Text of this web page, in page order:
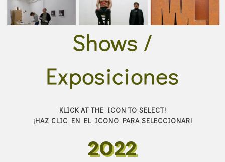
Shows /
Exposiciones
KLICK AT THE ICON TO SELECT!
¡HAZ CLIC EN EL ICONO PARA SELECCIONAR!
2022